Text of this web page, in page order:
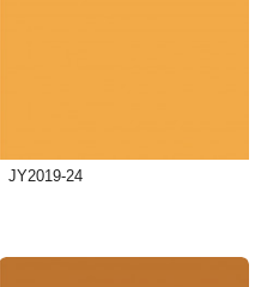
JY2019-24